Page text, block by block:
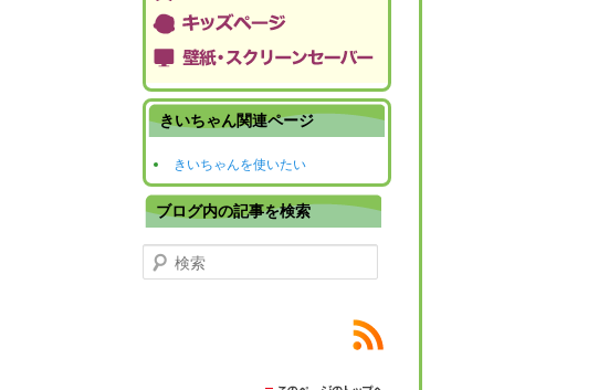
きいちゃん関連ページ
きいちゃんを使いたい
ブログ内の記事を検索
検索